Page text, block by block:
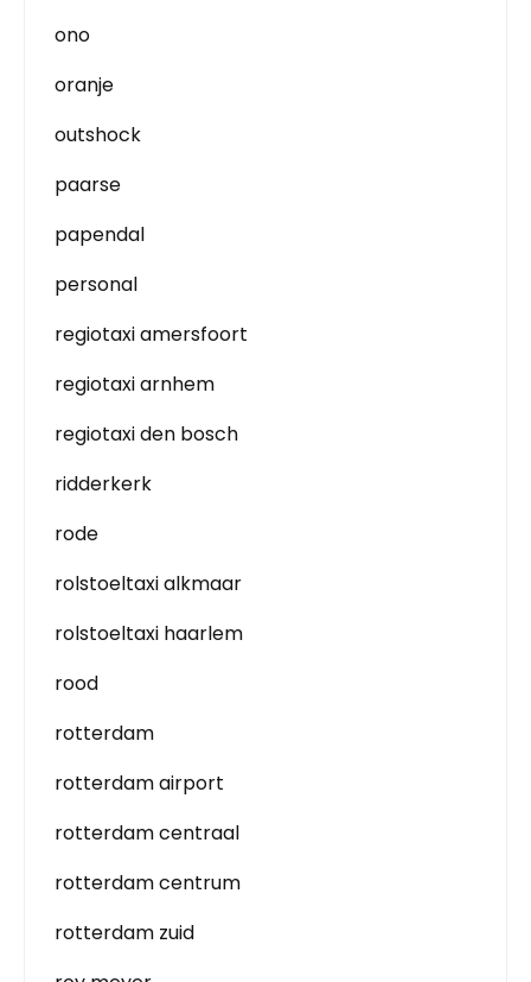
ono
oranje
outshock
paarse
papendal
personal
regiotaxi amersfoort
regiotaxi arnhem
regiotaxi den bosch
ridderkerk
rode
rolstoeltaxi alkmaar
rolstoeltaxi haarlem
rood
rotterdam
rotterdam airport
rotterdam centraal
rotterdam centrum
rotterdam zuid